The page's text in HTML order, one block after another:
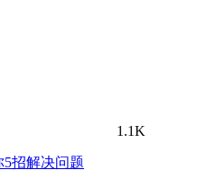
1.1K
招解决问题